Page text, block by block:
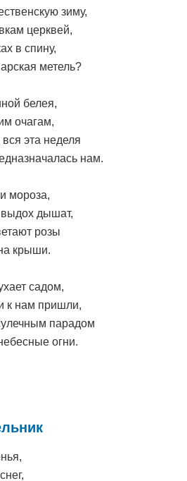
зиму,
церквей,
в спину,
метель?
белея,
очагам,
эта неделя
нам.
мороза,
дышат,
розы
крыши.
садом,
к нам пришли,
парадом
огни.